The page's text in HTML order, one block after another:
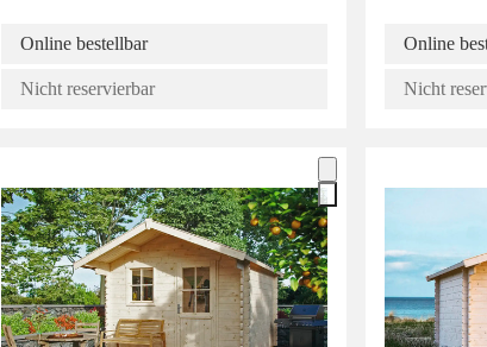
Online bestellbar
Nicht reservierbar
Online
Nicht